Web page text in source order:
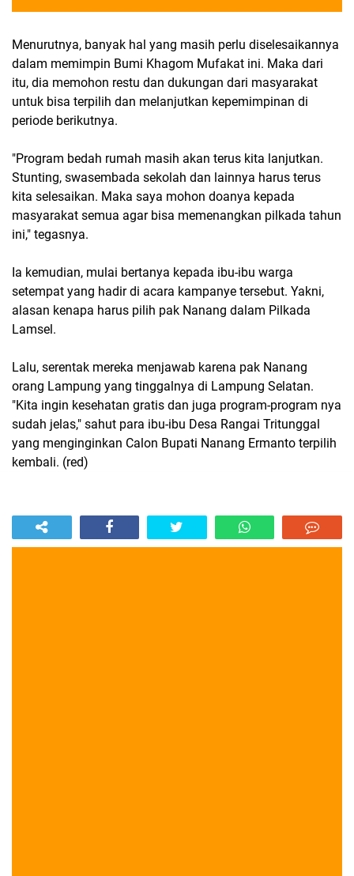
Menurutnya, banyak hal yang masih perlu diselesaikannya
dalam memimpin Bumi Khagom Mufakat ini. Maka dari
itu, dia memohon restu dan dukungan dari masyarakat
untuk bisa terpilih dan melanjutkan kepemimpinan di
periode berikutnya.
"Program bedah rumah masih akan terus kita lanjutkan.
Stunting, swasembada sekolah dan lainnya harus terus
kita selesaikan. Maka saya mohon doanya kepada
masyarakat semua agar bisa memenangkan pilkada tahun
ini," tegasnya.
Ia kemudian, mulai bertanya kepada ibu-ibu warga
setempat yang hadir di acara kampanye tersebut. Yakni,
alasan kenapa harus pilih pak Nanang dalam Pilkada
Lamsel.
Lalu, serentak mereka menjawab karena pak Nanang
orang Lampung yang tinggalnya di Lampung Selatan.
"Kita ingin kesehatan gratis dan juga program-program nya
sudah jelas," sahut para ibu-ibu Desa Rangai Tritunggal
yang menginginkan Calon Bupati Nanang Ermanto terpilih
kembali. (red)